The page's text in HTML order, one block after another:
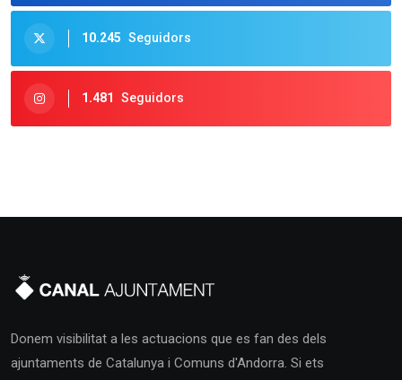
10.245 Seguidors
1.481 Seguidors
Donem visibilitat a les actuacions que es fan des dels
ajuntaments de Catalunya i Comuns d'Andorra. Si ets